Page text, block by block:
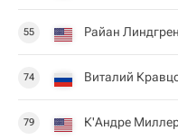
55 Райан Линдгрен
74 Виталий
79 К'Андре